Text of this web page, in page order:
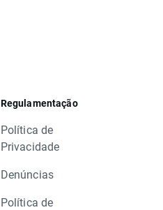
Regulamentação
Política de
Privacidade
Denúncias
Política de